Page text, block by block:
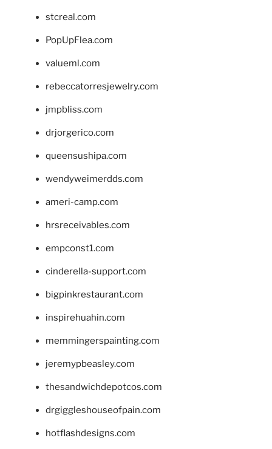
stcreal.com
PopUpFlea.com
valueml.com
rebeccatorresjewelry.com
jmpbliss.com
drjorgerico.com
queensushipa.com
wendyweimerdds.com
ameri-camp.com
hrsreceivables.com
empconst1.com
cinderella-support.com
bigpinkrestaurant.com
inspirehuahin.com
memmingerspainting.com
jeremypbeasley.com
thesandwichdepotcos.com
drgiggleshouseofpain.com
hotflashdesigns.com